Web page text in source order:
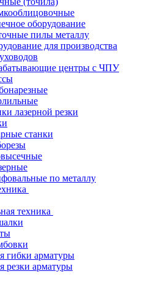
оборудование
пилы металлу
для производства
центры с ЧПУ
лазерной резки
станки
по металлу
техника
гибки арматуры
резки арматуры